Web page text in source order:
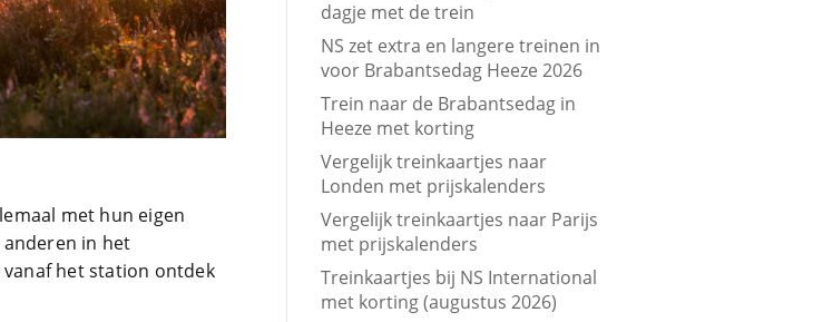
met hun eigen
in het
het station ontdek
dagje met de trein
NS zet extra en langere treinen in
voor Brabantsedag Heeze 2026
Trein naar de Brabantsedag in
Heeze met korting
Vergelijk treinkaartjes naar
Londen met prijskalenders
Vergelijk treinkaartjes naar Parijs
met prijskalenders
Treinkaartjes bij NS International
met korting (augustus 2026)